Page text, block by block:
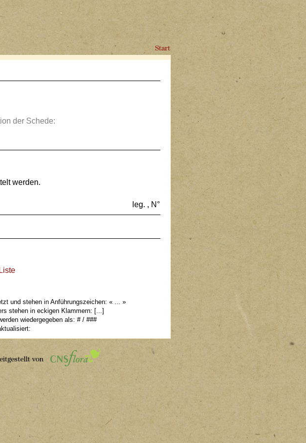
Start
der Schede:
werden.
leg. , N°
und stehen in Anführungszeichen: « ... »
stehen in eckigen Klammern: [...]
wiedergegeben als: # / ###
von